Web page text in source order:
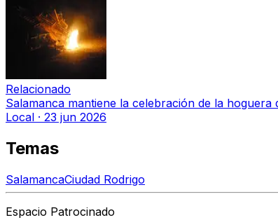
Relacionado
Salamanca mantiene la celebración de la
Local · 23 jun 2026
Temas
SalamancaCiudad Rodrigo
Espacio Patrocinado